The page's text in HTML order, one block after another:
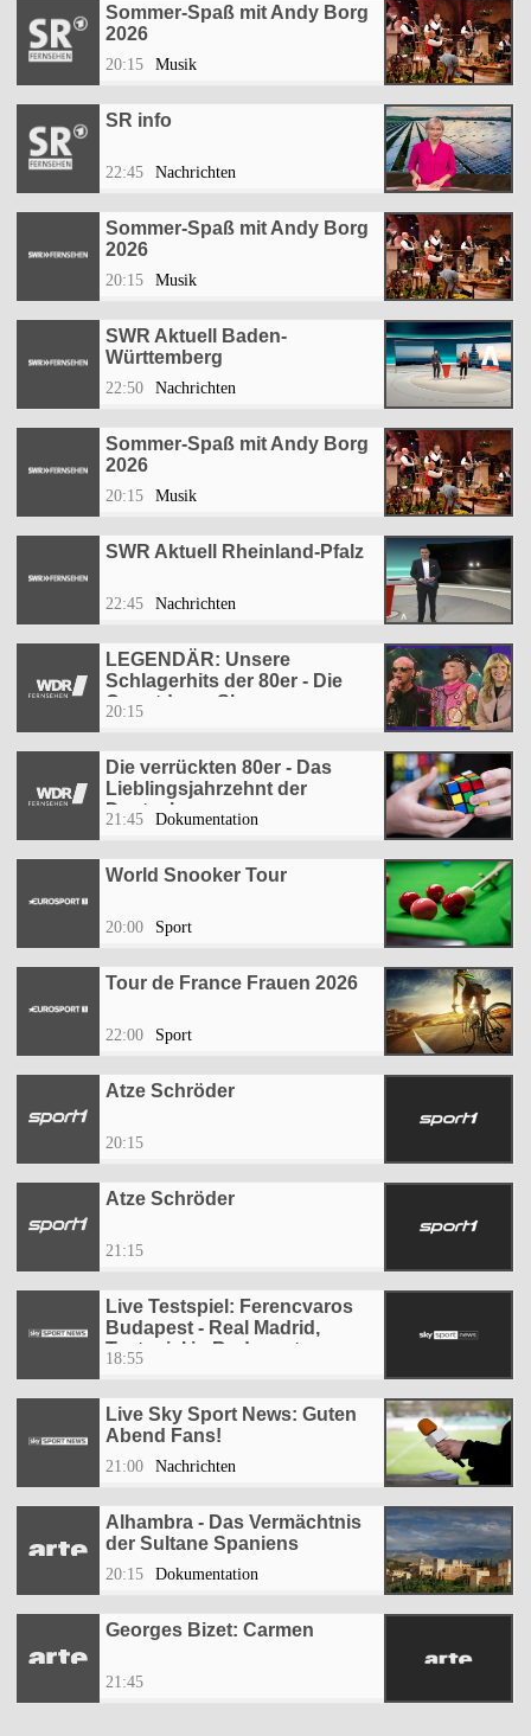
Sommer-Spaß mit Andy Borg
2026
20:15 Musik
SR info
22:45 Nachrichten
Sommer-Spaß mit Andy Borg
2026
20:15 Musik
SWR Aktuell Baden-
Württemberg
22:50 Nachrichten
Sommer-Spaß mit Andy Borg
2026
20:15 Musik
SWR Aktuell Rheinland-Pfalz
22:45 Nachrichten
LEGENDÄR: Unsere
Schlagerhits der 80er - Die
Countdown-Show
20:15
Die verrückten 80er - Das
Lieblingsjahrzehnt der
Deutschen
21:45 Dokumentation
World Snooker Tour
20:00 Sport
Tour de France Frauen 2026
22:00 Sport
Atze Schröder
20:15
Atze Schröder
21:15
Live Testspiel: Ferencvaros
Budapest - Real Madrid,
Testspiel in Budapest
18:55
Live Sky Sport News: Guten
Abend Fans!
21:00 Nachrichten
Alhambra - Das Vermächtnis
der Sultane Spaniens
20:15 Dokumentation
Georges Bizet: Carmen
21:45